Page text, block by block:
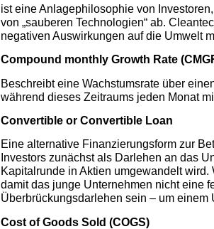
ist eine Anlagephilosophie von
von „sauberen Technologien“ ab.
negativen Auswirkungen auf die Umwelt
Compound monthly Growth Rate
Beschreibt eine Wachstumsrate über
während dieses Zeitraums jeden Monat
Convertible or Convertible Loan
Eine alternative Finanzierungsform zur
Investors zunächst als Darlehen an das
Kapitalrunde in Aktien umgewandelt
damit das junge Unternehmen nicht eine
Überbrückungsdarlehen sein – um
Cost of Goods Sold (COGS)